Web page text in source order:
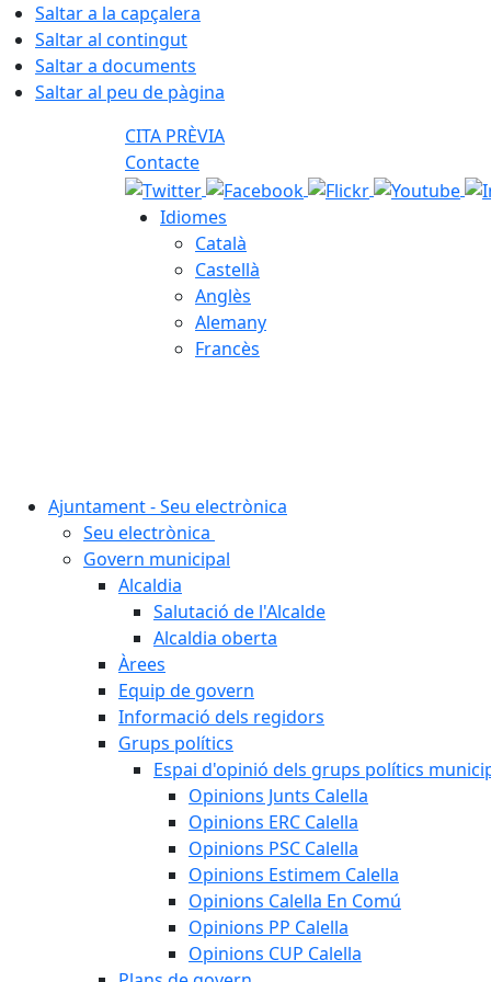
Saltar a la capçalera
Saltar al contingut
Saltar a documents
Saltar al peu de pàgina
CITA PRÈVIA
Contacte
Idiomes
Català
Castellà
Anglès
Alemany
Francès
Ajuntament - Seu electrònica
Seu electrònica
Govern municipal
Alcaldia
Salutació de l'Alcalde
Alcaldia oberta
Àrees
Equip de govern
Informació dels regidors
Grups polítics
Espai d'opinió dels grups polítics
Opinions Junts Calella
Opinions ERC Calella
Opinions PSC Calella
Opinions Estimem Calella
Opinions Calella En Comú
Opinions PP Calella
Opinions CUP Calella